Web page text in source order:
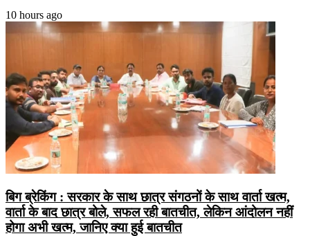
10 hours ago
बिग ब्रेकिंग : सरकार के साथ छात्र संगठनों के साथ वार्ता खत्म,
वार्ता के बाद छात्र बोले, सफल रही बातचीत, लेकिन आंदोलन नहीं
होगा अभी खत्म, जानिए क्या हुई बातचीत